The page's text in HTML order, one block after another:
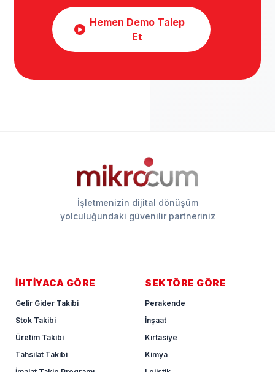
Hemen Demo Talep
Et
İşletmenizin dijital dönüşüm
yolculuğundaki güvenilir partneriniz
İHTİYACA GÖRE
Gelir Gider Takibi
Stok Takibi
Üretim Takibi
Tahsilat Takibi
SEKTÖRE GÖRE
Perakende
İnşaat
Kırtasiye
Kimya